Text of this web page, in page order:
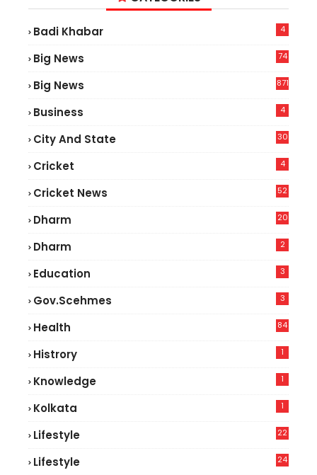
Badi Khabar 4
Big News
74
Big News 871
Business 4
City And State 30
Cricket 4
Cricket News
52
Dharm 20
Dharm 2
Education 3
Gov.scehmes 3
Health
84
Histrory 1
Knowledge 1
Kolkata 1
Lifestyle
22
Lifestyle
24